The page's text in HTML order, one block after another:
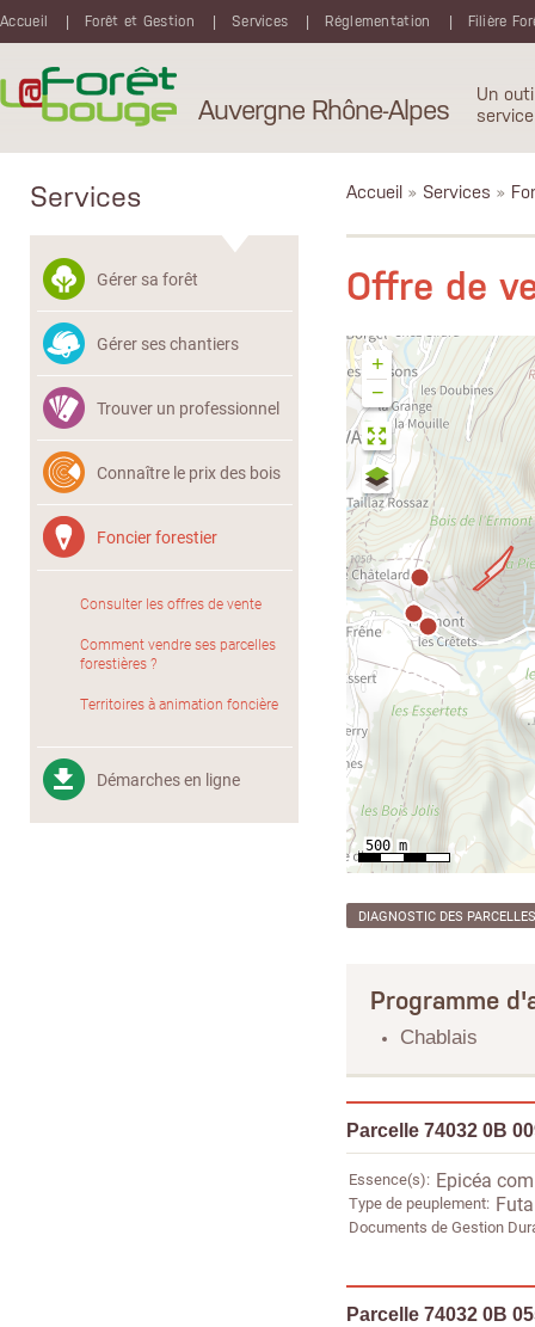
Accueil
Forêt et Gestion Services Réglementation Filière
Auvergne Rhône-Alpes
Un
Services
Gérer sa forêt
Gérer ses chantiers
Trouver un professionnel
Connaître le prix des bois
Foncier forestier
Consulter les offres de vente
Comment vendre ses parcelles
forestières ?
Territoires à animation foncière
Démarches en ligne
Accueil » Services »
Offre de
+
−
DIAGNOSTIC DES PARCELLES
Programme
Chablais
Parcelle 74032 0B
Essence(s) Epicéa
Type de peuplement
Documents de Gestion
Parcelle 74032 0B